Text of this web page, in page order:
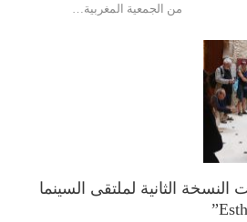
من الجمعية المغربية…
الثانية لملتقى السينما